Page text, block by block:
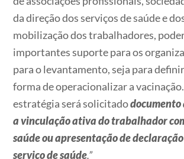
da direção dos serviços de saúde e
mobilização dos trabalhadores,
importantes suporte para os
para o levantamento, seja para
forma de operacionalizar a
estratégia será solicitadodocumento
a vinculação ativa do trabalhador
saúde ou apresentação de
serviço de saúde.”